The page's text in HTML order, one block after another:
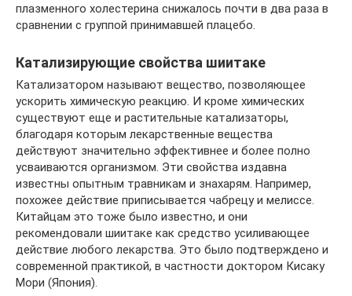
плазменного холестерина снижалось почти в два раза в
сравнении с группой принимавшей плацебо.
Катализирующие свойства шиитаке
Катализатором называют вещество, позволяющее
ускорить химическую реакцию. И кроме химических
существуют еще и растительные катализаторы,
благодаря которым лекарственные вещества
действуют значительно эффективнее и более полно
усваиваются организмом. Эти свойства издавна
известны опытным травникам и знахарям. Например,
похожее действие приписывается чабрецу и мелиссе.
Китайцам это тоже было известно, и они
рекомендовали шиитаке как средство усиливающее
действие любого лекарства. Это было подтверждено и
современной практикой, в частности доктором Кисаку
Мори (Япония).